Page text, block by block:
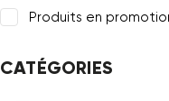
Produits en
CATÉGORIES